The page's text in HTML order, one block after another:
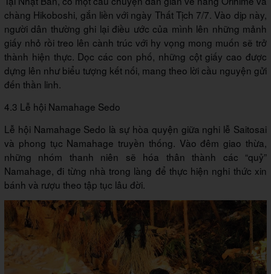
chàng Hikoboshi, gắn liền với ngày Thất Tịch 7/7. Vào dịp này,
người dân thường ghi lại điều ước của mình lên những mảnh
giấy nhỏ rồi treo lên cành trúc với hy vọng mong muốn sẽ trở
thành hiện thực. Dọc các con phố, những cột giấy cao được
dựng lên như biểu tượng kết nối, mang theo lời cầu nguyện gửi
đến thần linh.
4.3 Lễ hội Namahage Sedo
Lễ hội Namahage Sedo là sự hòa quyện giữa nghi lễ Saitosai
và phong tục Namahage truyền thống. Vào đêm giao thừa,
những nhóm thanh niên sẽ hóa thân thành các “quỷ”
Namahage, đi từng nhà trong làng để thực hiện nghi thức xin
bánh và rượu theo tập tục lâu đời.